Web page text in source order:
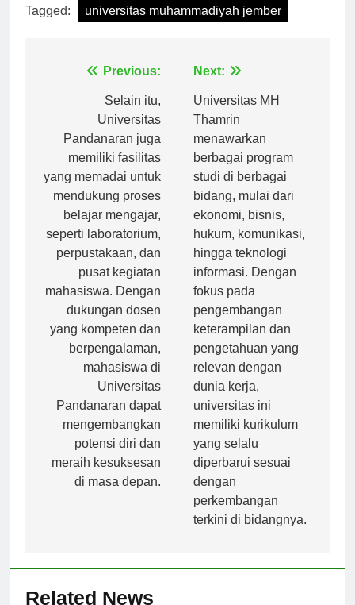
Tagged: universitas muhammadiyah jember
NavigasiPrevious:
Selain itu,
Universitas
Pandanaran juga
memiliki fasilitas
yang memadai untuk
mendukung proses
belajar mengajar,
seperti laboratorium,
perpustakaan, dan
pusat kegiatan
mahasiswa. Dengan
dukungan dosen
yang kompeten dan
berpengalaman,
mahasiswa di
Universitas
Pandanaran dapat
mengembangkan
potensi diri dan
meraih kesuksesan
di masa depan.
Next:
Universitas MH
Thamrin
menawarkan
berbagai program
studi di berbagai
bidang, mulai dari
ekonomi, bisnis,
hukum, komunikasi,
hingga teknologi
informasi. Dengan
fokus pada
pengembangan
keterampilan dan
pengetahuan yang
relevan dengan
dunia kerja,
universitas ini
memiliki kurikulum
yang selalu
diperbarui sesuai
dengan
perkembangan
terkini di bidangnya.
Related News